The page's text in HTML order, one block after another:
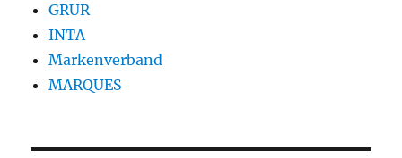
GRUR
INTA
Markenverband
MARQUES